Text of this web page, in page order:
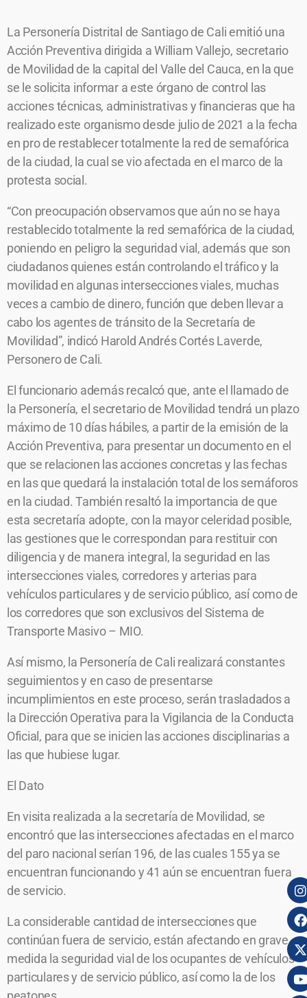
La Personería Distrital de Santiago de Cali emitió una
Acción Preventiva dirigida a William Vallejo, secretario
de Movilidad de la capital del Valle del Cauca, en la que
se le solicita informar a este órgano de control las
acciones técnicas, administrativas y financieras que ha
realizado este organismo desde julio de 2021 a la fecha
en pro de restablecer totalmente la red de semafórica
de la ciudad, la cual se vio afectada en el marco de la
protesta social.
“Con preocupación observamos que aún no se haya
restablecido totalmente la red semafórica de la ciudad,
poniendo en peligro la seguridad vial, además que son
ciudadanos quienes están controlando el tráfico y la
movilidad en algunas intersecciones viales, muchas
veces a cambio de dinero, función que deben llevar a
cabo los agentes de tránsito de la Secretaría de
Movilidad”, indicó Harold Andrés Cortés Laverde,
Personero de Cali.
El funcionario además recalcó que, ante el llamado de
la Personería, el secretario de Movilidad tendrá un plazo
máximo de 10 días hábiles, a partir de la emisión de la
Acción Preventiva, para presentar un documento en el
que se relacionen las acciones concretas y las fechas
en las que quedará la instalación total de los semáforos
en la ciudad. También resaltó la importancia de que
esta secretaría adopte, con la mayor celeridad posible,
las gestiones que le correspondan para restituir con
diligencia y de manera integral, la seguridad en las
intersecciones viales, corredores y arterias para
vehículos particulares y de servicio público, así como de
los corredores que son exclusivos del Sistema de
Transporte Masivo – MIO.
Así mismo, la Personería de Cali realizará constantes
seguimientos y en caso de presentarse
incumplimientos en este proceso, serán trasladados a
la Dirección Operativa para la Vigilancia de la Conducta
Oficial, para que se inicien las acciones disciplinarias a
las que hubiese lugar.
El Dato
En visita realizada a la secretaría de Movilidad, se
encontró que las intersecciones afectadas en el marco
del paro nacional serían 196, de las cuales 155 ya se
encuentran funcionando y 41 aún se encuentran fuera
de servicio.
La considerable cantidad de intersecciones que
continúan fuera de servicio, están afectando en grave
medida la seguridad vial de los ocupantes de vehículos
particulares y de servicio público, así como la de los